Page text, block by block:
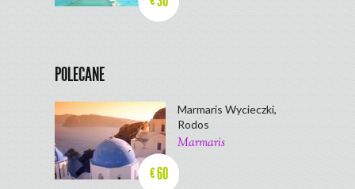
POLECANE
€60
Marmaris Wycieczki,
Rodos
Marmaris